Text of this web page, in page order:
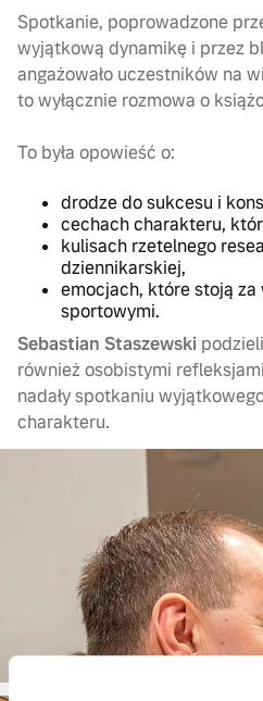
Spotkanie, poprowadzone
wyjątkową dynamikę i przez
angażowało uczestników na
to wyłącznie rozmowa o
To była opowieść o:
drodze do sukcesu i
cechach charakteru,
kulisach rzetelnego
dziennikarskiej,
emocjach, które stoją
sportowymi.
Sebastian Staszewski
również osobistymi
nadały spotkaniu
charakteru.